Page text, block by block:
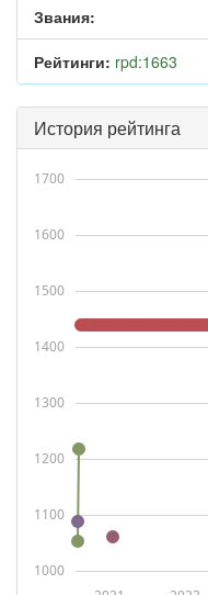
Звания:
Рейтинги: rpd:1663
История рейтинга
1000
1100
1200
1300
1400
1500
1600
1700